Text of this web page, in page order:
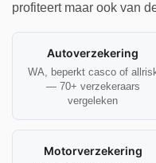
profiteert maar ook van
Autoverzekering
WA, beperkt casco of
— 70+ verzekeraars
vergeleken
Motorverzekering